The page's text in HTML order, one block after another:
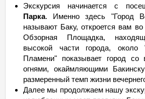
Экскурсия начинается с
Парка. Именно здесь "Город
называют Баку, откроется вам
Обзорная Площадка,
высокой части города, около
Пламени" показывает город со
огнями, окаймляющими
размеренный темп жизни
Далее мы продолжаем нашу